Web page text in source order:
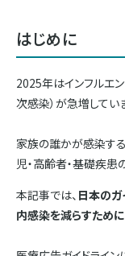
はじめに
2025年はインフルエ
次感染）が急増してい
家族の誰かが感染す
児・高齢者・基礎疾患
本記事では、 日本のガ
内感染を減らすため